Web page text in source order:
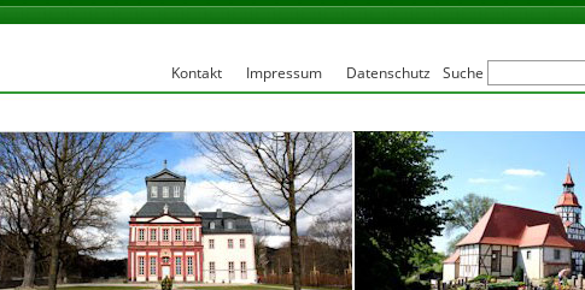
Kontakt Impressum Datenschutz Suche